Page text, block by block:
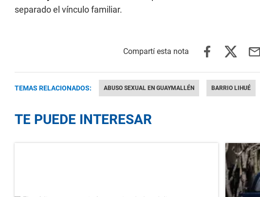
separado el vínculo familiar.
TEMAS RELACIONADOS: ABUSO SEXUAL EN GUAYMALLÉN BARRIO LIHUÉ
TE PUEDE INTERESAR